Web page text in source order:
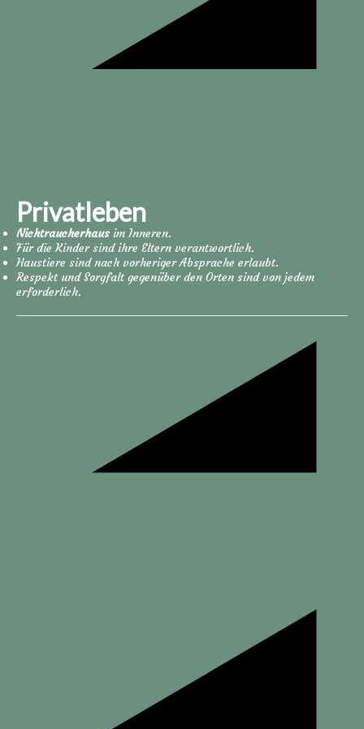
Privatleben
Nichtraucherhaus im Inneren.
Für die Kinder sind ihre Eltern verantwortlich.
Haustiere sind nach vorheriger Absprache erlaubt.
Respekt und Sorgfalt gegenüber den Orten sind von jedem
erforderlich.